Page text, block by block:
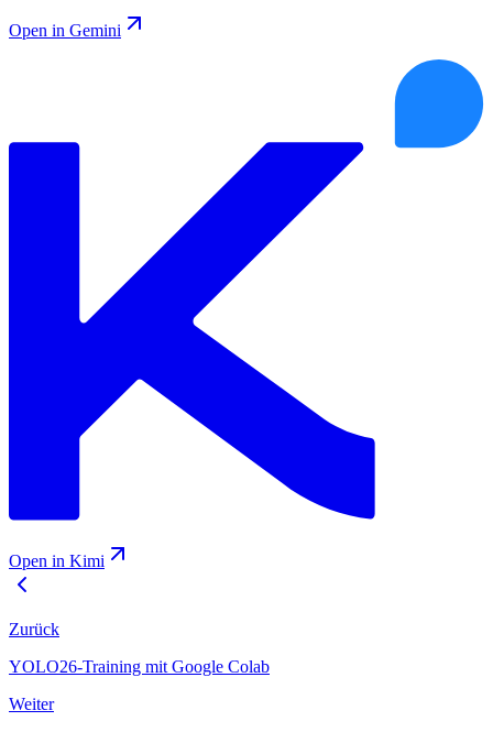
Open in Gemini
Open in Kimi
Zurück
YOLO26-Training mit Google Colab
Weiter